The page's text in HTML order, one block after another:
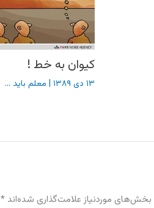
کیوان به خط !
۱۳ دی ۱۳۸۹ | معلم باید ...
بخش‌های موردنیاز علامت‌گذاری شده‌اند *